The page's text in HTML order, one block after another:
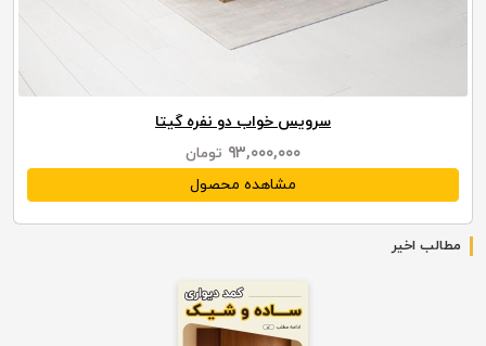
سرویس خواب دو نفره گیتا
۹۳,۰۰۰,۰۰۰ تومان
مشاهده محصول
مطالب اخیر